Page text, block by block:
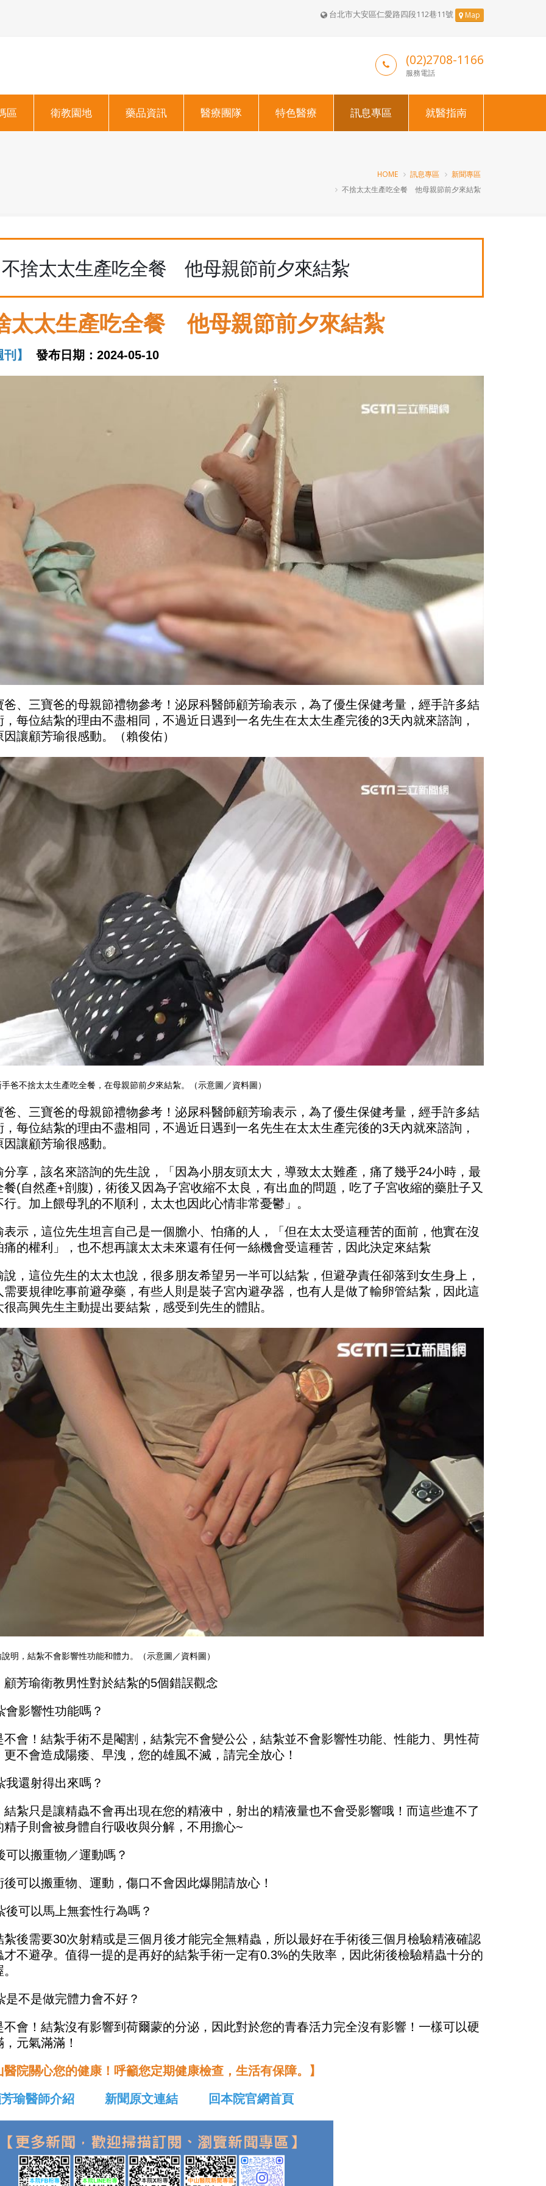
台北市大安區仁愛路四段112巷11號 Map
(02)2708-1166
服務電話
區 衛教園地 藥品資訊 醫療團隊 特色醫療 訊息專區 就醫指南
HOME 訊息專區
新聞專區
不捨太太生產吃全餐 他母親節前夕來結紮
捨太太生產吃全餐 他母親節前夕來結紮
太太生產吃全餐 他母親節前夕來結紮
】 發布日期：2024-05-10
爸、三寶爸的母親節禮物參考！泌尿科醫師顧芳瑜表示，為了優生保健考量，經手許多結
，每位結紮的理由不盡相同，不過近日遇到一名先生在太太生產完後的3天內就來諮詢，
讓顧芳瑜很感動。（賴俊佑）
爸不捨太太生產吃全餐，在母親節前夕來結紮。（示意圖／資料圖）
爸、三寶爸的母親節禮物參考！泌尿科醫師顧芳瑜表示，為了優生保健考量，經手許多結
，每位結紮的理由不盡相同，不過近日遇到一名先生在太太生產完後的3天內就來諮詢，
讓顧芳瑜很感動。
分享，該名來諮詢的先生說，「因為小朋友頭太大，導致太太難產，痛了幾乎24小時，最
餐(自然產+剖腹)，術後又因為子宮收縮不太良，有出血的問題，吃了子宮收縮的藥肚子又
行。加上餵母乳的不順利，太太也因此心情非常憂鬱」。
表示，這位先生坦言自己是一個膽小、怕痛的人，「但在太太受這種苦的面前，他實在沒
痛的權利」，也不想再讓太太未來還有任何一絲機會受這種苦，因此決定來結紮
說，這位先生的太太也說，很多朋友希望另一半可以結紮，但避孕責任卻落到女生身上，
需要規律吃事前避孕藥，有些人則是裝子宮內避孕器，也有人是做了輸卵管結紮，因此這
很高興先生主動提出要結紮，感受到先生的體貼。
明，結紮不會影響性功能和體力。（示意圖／資料圖）
顧芳瑜衛教男性對於結紮的5個錯誤觀念
會影響性功能嗎？
不會！結紮手術不是閹割，結紮完不會變公公，結紮並不會影響性功能、性能力、男性荷
更不會造成陽痿、早洩，您的雄風不滅，請完全放心！
我還射得出來嗎？
結紮只是讓精蟲不會再出現在您的精液中，射出的精液量也不會受影響哦！而這些進不了
精子則會被身體自行吸收與分解，不用擔心~
可以搬重物／運動嗎？
後可以搬重物、運動，傷口不會因此爆開請放心！
後可以馬上無套性行為嗎？
紮後需要30次射精或是三個月後才能完全無精蟲，所以最好在手術後三個月檢驗精液確認
才不避孕。值得一提的是再好的結紮手術一定有0.3%的失敗率，因此術後檢驗精蟲十分的
是不是做完體力會不好？
不會！結紮沒有影響到荷爾蒙的分泌，因此對於您的青春活力完全沒有影響！一樣可以硬
元氣滿滿！
院關心您的健康！呼籲您定期健康檢查，生活有保障。】
瑜醫師介紹
新聞原文連結 回本院官網首頁